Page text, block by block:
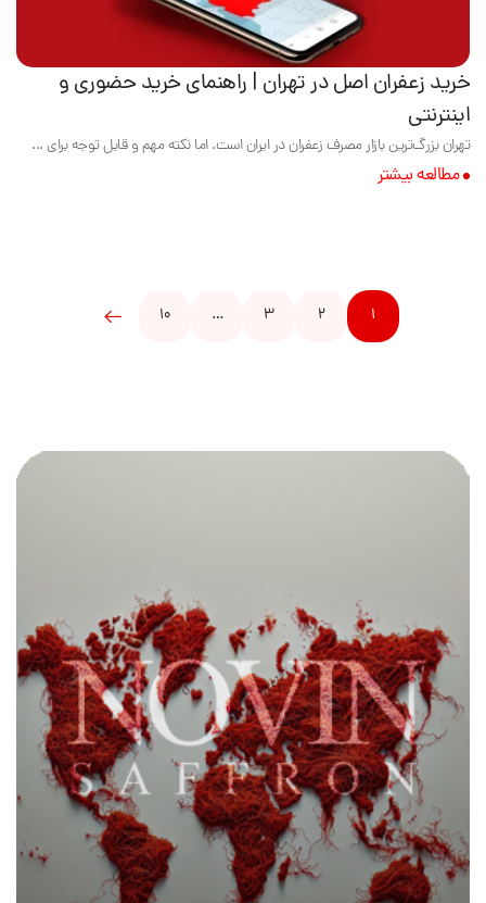
خرید زعفران اصل در تهران | راهنمای خرید حضوری و
اینترنتی
تهران بزرگ‌ترین بازار مصرف زعفران در ایران است. اما نکته مهم و قابل توجه برای ...
مطالعه بیشتر
1
2
3
…
10